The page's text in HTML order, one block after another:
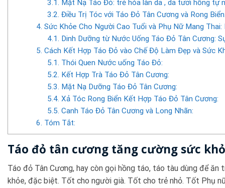
3.1. Mặt Nạ Táo Đỏ: trẻ hóa làn da , da tươi hồng tự
3.2. Điều Trị Tóc với Táo Đỏ Tân Cương và Rong
4. Sức Khỏe Cho Người Cao Tuổi và Phụ Nữ Mang
4.1. Dinh Dưỡng từ Nước Uống Táo Đỏ Tân Cương:
5. Cách Kết Hợp Táo Đỏ vào Chế Độ Làm Đẹp và Sức
5.1. Thói Quen Nước uống Táo Đỏ:
5.2. Kết Hợp Trà Táo Đỏ Tân Cương:
5.3. Mặt Nạ Dưỡng Táo Đỏ Tân Cương:
5.4. Xả Tóc Rong Biển Kết Hợp Táo Đỏ Tân Cương:
5.5. Canh Táo Đỏ Tân Cương và Long Nhãn:
6. Tóm Tắt:
Táo đỏ tân cương tăng cường sức
Táo đỏ Tân Cương, hay còn gọi hồng táo, táo tàu dùng để
khỏe, đặc biệt. Tốt cho người già. Tốt cho trẻ nhỏ. Tốt Phụ